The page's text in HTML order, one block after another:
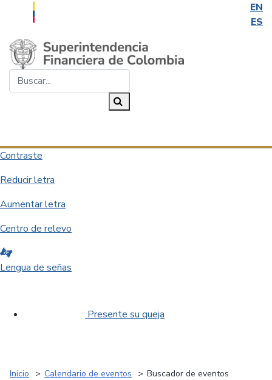
EN
ES
Saltar al contenido principal
Contraste
Reducir letra
Aumentar letra
Centro de relevo
Lengua de señas
Presente su queja
Inicio Calendario de eventos Buscador de eventos